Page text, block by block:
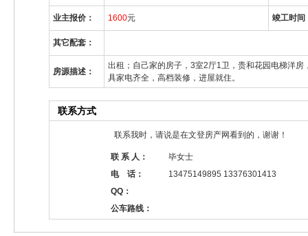
业主报价： 1600元 竣工时间
其它配套 ：
房源描述：
出租；自己家的房子，3室2厅1卫，贵和花园电梯洋
具家电齐全，高档装修，进屋就住。
联系方式
联系我时，请说是在文登房产网看到的，谢谢！
联 系 人：
毕女士
电 话：
13475149895 13376301413
QQ：
公车路线：